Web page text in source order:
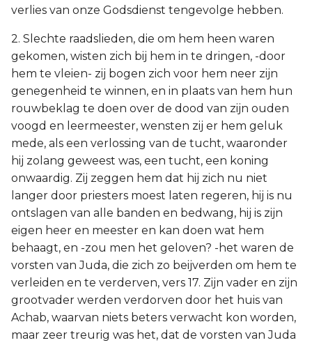
verlies van onze Godsdienst tengevolge hebben.
2. Slechte raadslieden, die om hem heen waren
gekomen, wisten zich bij hem in te dringen, -door
hem te vleien- zij bogen zich voor hem neer zijn
genegenheid te winnen, en in plaats van hem hun
rouwbeklag te doen over de dood van zijn ouden
voogd en leermeester, wensten zij er hem geluk
mede, als een verlossing van de tucht, waaronder
hij zolang geweest was, een tucht, een koning
onwaardig. Zij zeggen hem dat hij zich nu niet
langer door priesters moest laten regeren, hij is nu
ontslagen van alle banden en bedwang, hij is zijn
eigen heer en meester en kan doen wat hem
behaagt, en -zou men het geloven? -het waren de
vorsten van Juda, die zich zo beijverden om hem te
verleiden en te verderven, vers 17. Zijn vader en zijn
grootvader werden verdorven door het huis van
Achab, waarvan niets beters verwacht kon worden,
maar zeer treurig was het, dat de vorsten van Juda